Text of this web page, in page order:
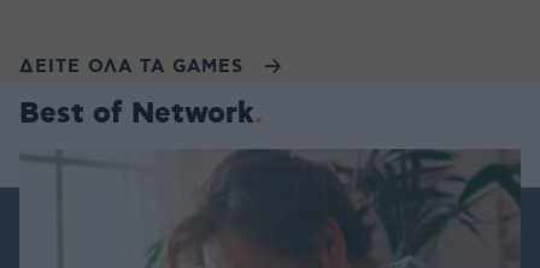
ΔΕΙΤΕ ΟΛΑ ΤΑ GAMES
Best of Network